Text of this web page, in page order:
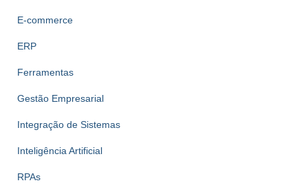
E-commerce
ERP
Ferramentas
Gestão Empresarial
Integração de Sistemas
Inteligência Artificial
RPAs